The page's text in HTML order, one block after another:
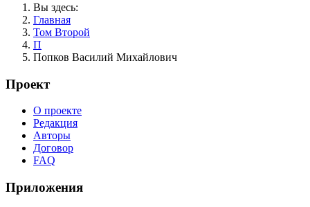
Вы здесь:
Главная
Том Второй
П
Попков Василий Михайлович
Проект
О проекте
Редакция
Авторы
Договор
FAQ
Приложения